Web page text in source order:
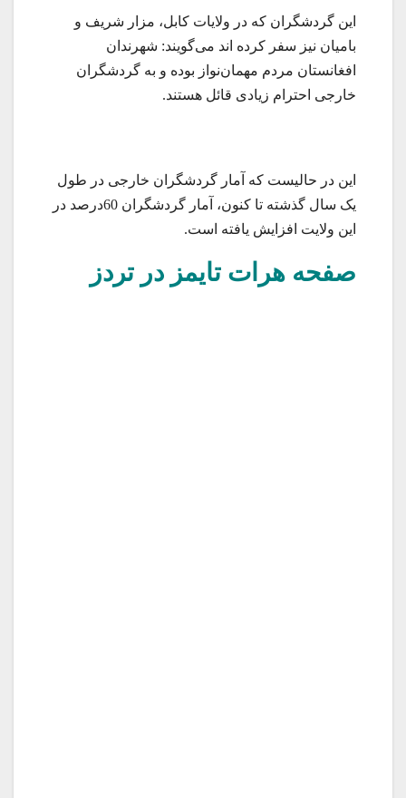
این گردشگران که در ولایات کابل، مزار شریف و
بامیان نیز سفر کرده اند می‌گویند: شهر‌ندان
افغانستان مردم مهمان‌نواز بوده و به گردشگران
خارجی احترام زیادی قائل هستند.
این در حالیست که آمار گردشگران خارجی در طول
یک سال گذشته تا کنون، آمار گردشگران 60درصد در
این ولایت افزایش یافته است.
صفحه هرات تایمز در تردز